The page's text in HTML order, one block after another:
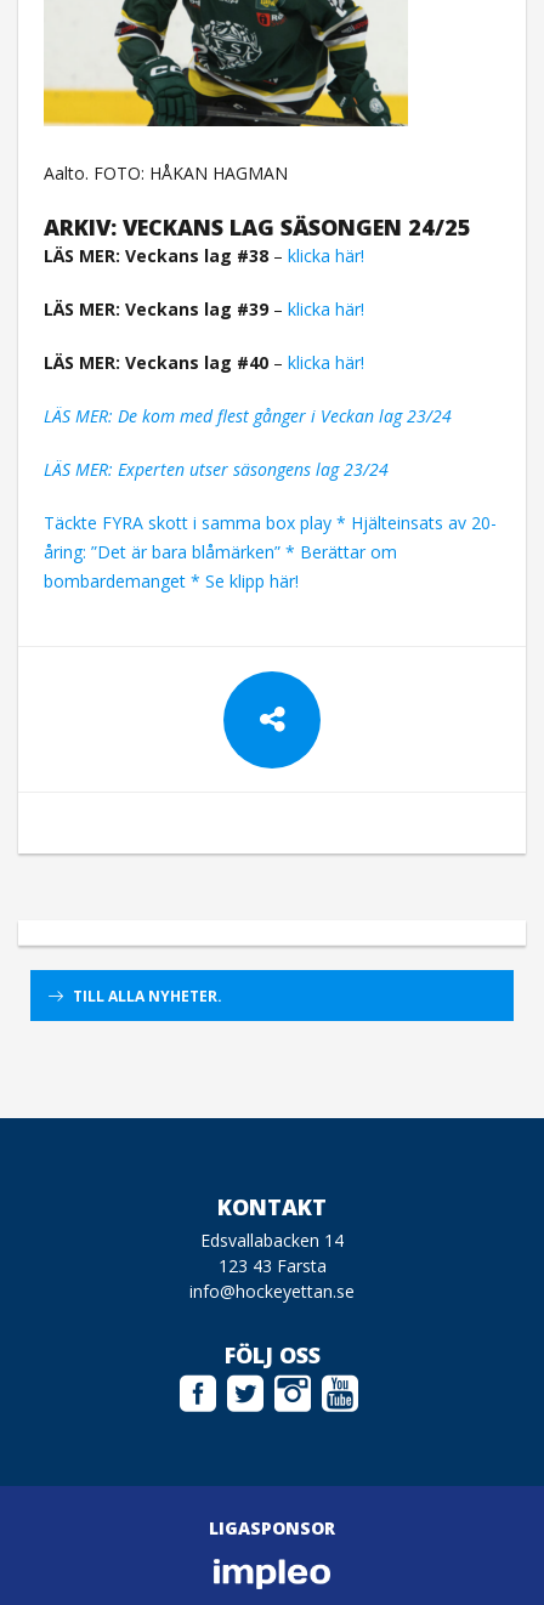
Aalto. FOTO: HÅKAN HAGMAN
ARKIV: VECKANS LAG SÄSONGEN 24/25
LÄS MER: Veckans lag #38– klicka här!
LÄS MER: Veckans lag #39– klicka här!
LÄS MER: Veckans lag #40– klicka här!
LÄS MER: De kom med flest gånger i Veckan lag 23/24
LÄS MER: Experten utser säsongens lag 23/24
Täckte FYRA skott i samma box play * Hjälteinsats av 20-
åring: ”Det är bara blåmärken” * Berättar om
bombardemanget * Se klipp här!
TILL ALLA NYHETER.
KONTAKT
Edsvallabacken 14
123 43 Farsta
info@hockeyettan.se
FÖLJ OSS
LIGASPONSOR